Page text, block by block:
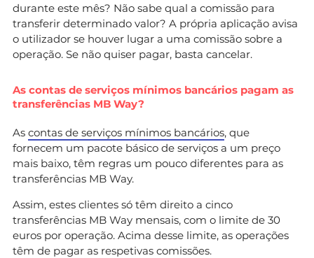
durante este mês? Não sabe qual a comissão para
transferir determinado valor? A própria aplicação avisa
o utilizador se houver lugar a uma comissão sobre a
operação. Se não quiser pagar, basta cancelar.
As contas de serviços mínimos bancários pagam as
transferências MB Way?
As contas de serviços mínimos bancários, que
fornecem um pacote básico de serviços a um preço
mais baixo, têm regras um pouco diferentes para as
transferências MB Way.
Assim, estes clientes só têm direito a cinco
transferências MB Way mensais, com o limite de 30
euros por operação. Acima desse limite, as operações
têm de pagar as respetivas comissões.